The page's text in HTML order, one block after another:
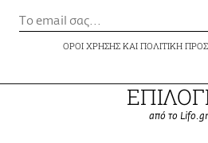
ΟΡΟΙ ΧΡΗΣΗΣΚΑΙ ΠΟΛΙΤΙΚΗ
από το Lifo.gr